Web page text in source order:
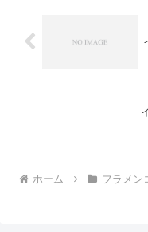
ホーム フラメン